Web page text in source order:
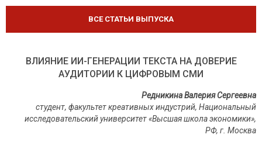
ВСЕ СТАТЬИ ВЫПУСКА
ВЛИЯНИЕ ИИ-ГЕНЕРАЦИИ ТЕКСТА НА ДОВЕРИЕ
АУДИТОРИИ К ЦИФРОВЫМ СМИ
Редникина Валерия Сергеевна
студент, факультет креативных индустрий, Национальный
исследовательский университет «Высшая школа экономики»,
РФ, г. Москва